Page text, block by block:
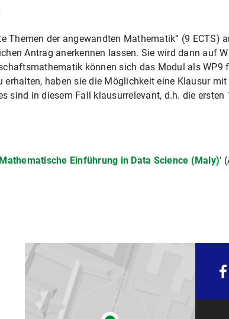
Themen der angewandten Mathematik“ (9 ECTS)
Antrag anerkennen lassen. Sie wird dann auf
können sich das Modul als WP9
erhalten, haben sie die Möglichkeit eine Klausur
sind in diesem Fall klausurrelevant, d.h. die ersten
Mathematische Einführung in Data Science (Maly)'